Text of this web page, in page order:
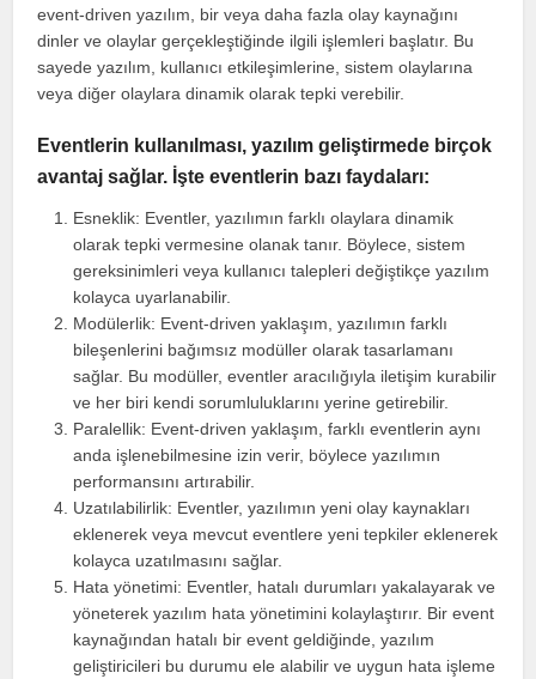
event-driven yazılım, bir veya daha fazla olay kaynağını
dinler ve olaylar gerçekleştiğinde ilgili işlemleri başlatır. Bu
sayede yazılım, kullanıcı etkileşimlerine, sistem olaylarına
veya diğer olaylara dinamik olarak tepki verebilir.
Eventlerin kullanılması, yazılım geliştirmede birçok
avantaj sağlar. İşte eventlerin bazı faydaları:
Esneklik: Eventler, yazılımın farklı olaylara dinamik
olarak tepki vermesine olanak tanır. Böylece, sistem
gereksinimleri veya kullanıcı talepleri değiştikçe yazılım
kolayca uyarlanabilir.
Modülerlik: Event-driven yaklaşım, yazılımın farklı
bileşenlerini bağımsız modüller olarak tasarlamanı
sağlar. Bu modüller, eventler aracılığıyla iletişim kurabilir
ve her biri kendi sorumluluklarını yerine getirebilir.
Paralellik: Event-driven yaklaşım, farklı eventlerin aynı
anda işlenebilmesine izin verir, böylece yazılımın
performansını artırabilir.
Uzatılabilirlik: Eventler, yazılımın yeni olay kaynakları
eklenerek veya mevcut eventlere yeni tepkiler eklenerek
kolayca uzatılmasını sağlar.
Hata yönetimi: Eventler, hatalı durumları yakalayarak ve
yöneterek yazılım hata yönetimini kolaylaştırır. Bir event
kaynağından hatalı bir event geldiğinde, yazılım
geliştiricileri bu durumu ele alabilir ve uygun hata işleme